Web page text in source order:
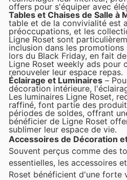
offers pour s'équiper avec
Tables et Chaises de Salle à
table et de la convivialité est
préoccupations, et les
Ligne Roset sont
inclusion dans les promotions
lors du Black Friday, en fait
Ligne Roset weekly ads pour
renouveler leur espace repas.
Éclairage et Luminaires –
décoration intérieure,
Les luminaires Ligne Roset,
raffiné, font partie des
périodes de soldes, offrant
bénéficier de Ligne Roset
sublimer leur espace de vie.
Accessoires de Décoration
Souvent perçus comme des
essentielles, les accessoires
Roset bénéficient d'une forte